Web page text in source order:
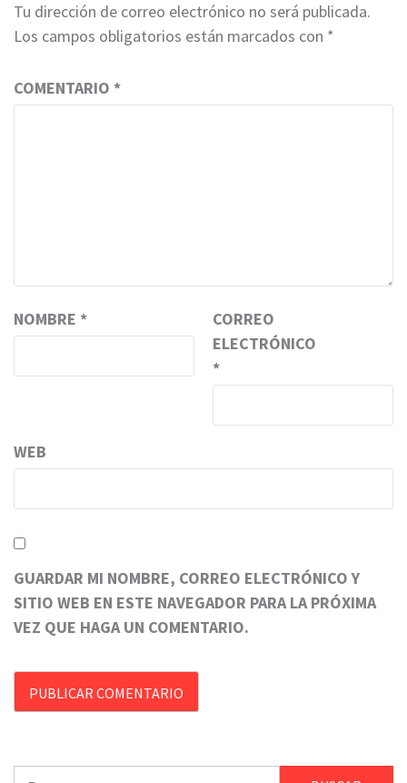
Tu dirección de correo electrónico no será publicada.
Los campos obligatorios están marcados con *
COMENTARIO *
NOMBRE *
CORREO
ELECTRÓNICO
*
WEB
GUARDAR MI NOMBRE, CORREO ELECTRÓNICO Y
SITIO WEB EN ESTE NAVEGADOR PARA LA PRÓXIMA
VEZ QUE HAGA UN COMENTARIO.